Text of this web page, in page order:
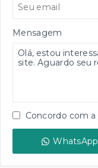
Mensagem
Concordo com a
WhatsApp